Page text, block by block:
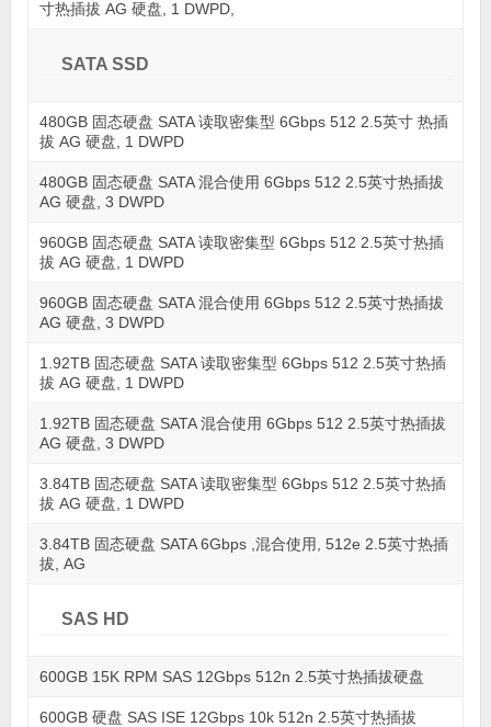
寸热插拔 AG 硬盘, 1 DWPD,
SATA SSD
480GB 固态硬盘 SATA 读取密集型 6Gbps 512 2.5英寸 热插
拔 AG 硬盘, 1 DWPD
480GB 固态硬盘 SATA 混合使用 6Gbps 512 2.5英寸热插拔
AG 硬盘, 3 DWPD
960GB 固态硬盘 SATA 读取密集型 6Gbps 512 2.5英寸热插
拔 AG 硬盘, 1 DWPD
960GB 固态硬盘 SATA 混合使用 6Gbps 512 2.5英寸热插拔
AG 硬盘, 3 DWPD
1.92TB 固态硬盘 SATA 读取密集型 6Gbps 512 2.5英寸热插
拔 AG 硬盘, 1 DWPD
1.92TB 固态硬盘 SATA 混合使用 6Gbps 512 2.5英寸热插拔
AG 硬盘, 3 DWPD
3.84TB 固态硬盘 SATA 读取密集型 6Gbps 512 2.5英寸热插
拔 AG 硬盘, 1 DWPD
3.84TB 固态硬盘 SATA 6Gbps ,混合使用, 512e 2.5英寸热插
拔, AG
SAS HD
600GB 15K RPM SAS 12Gbps 512n 2.5英寸热插拔硬盘
600GB 硬盘 SAS ISE 12Gbps 10k 512n 2.5英寸热插拔